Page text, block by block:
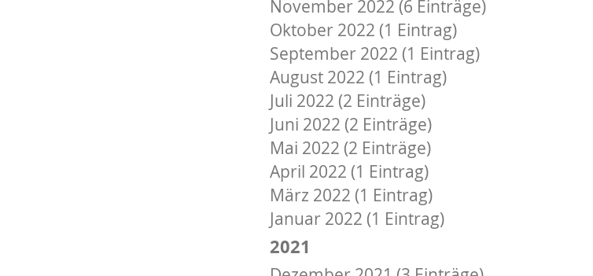
November 2022 (6 Einträge)
Oktober 2022 (1 Eintrag)
September 2022 (1 Eintrag)
August 2022 (1 Eintrag)
Juli 2022 (2 Einträge)
Juni 2022 (2 Einträge)
Mai 2022 (2 Einträge)
April 2022 (1 Eintrag)
März 2022 (1 Eintrag)
Januar 2022 (1 Eintrag)
2021